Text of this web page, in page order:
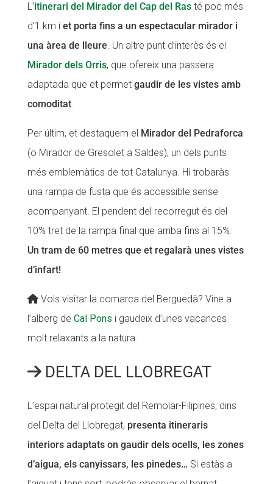
L’itinerari del Mirador del Cap del Rasté poc més
d’1 km i et porta fins a un espectacular mirador i
una àrea de lleure. Un altre punt d’interès és el
Mirador dels Orris, que ofereix una passera
adaptada que et permet gaudir de les vistes amb
comoditat.
Per últim, et destaquem el Mirador del Pedraforca
(o Mirador de Gresolet a Saldes), un dels punts
més emblemàtics de tot Catalunya. Hi trobaràs
una rampa de fusta que és accessible sense
acompanyant. El pendent del recorregut és del
10% tret de la rampa final que arriba fins al 15%.
Un tram de 60 metres que et regalarà unes vistes
d’infart!
Vols visitar la comarca del Berguedà? Vine a
l’alberg de Cal Pons i gaudeix d’unes vacances
molt relaxants a la natura.
DELTA DEL LLOBREGAT
L’espai natural protegit del Remolar-Filipines, dins
del Delta del Llobregat, presenta itineraris
interiors adaptats on gaudir dels ocells, les zones
d’aigua, els canyissars, les pinedes…Si estàs a